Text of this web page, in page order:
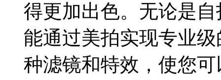
得更加出色。无论是
能通过美拍实现专业
种滤镜和特效，使您